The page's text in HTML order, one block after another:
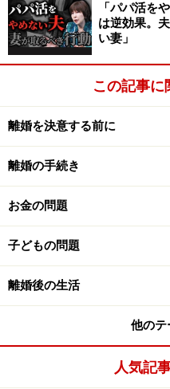
「パパ活を
は逆効果。
い妻」
この記事に
離婚を決意する前に
離婚の手続き
お金の問題
子どもの問題
離婚後の生活
他のテ
人気記